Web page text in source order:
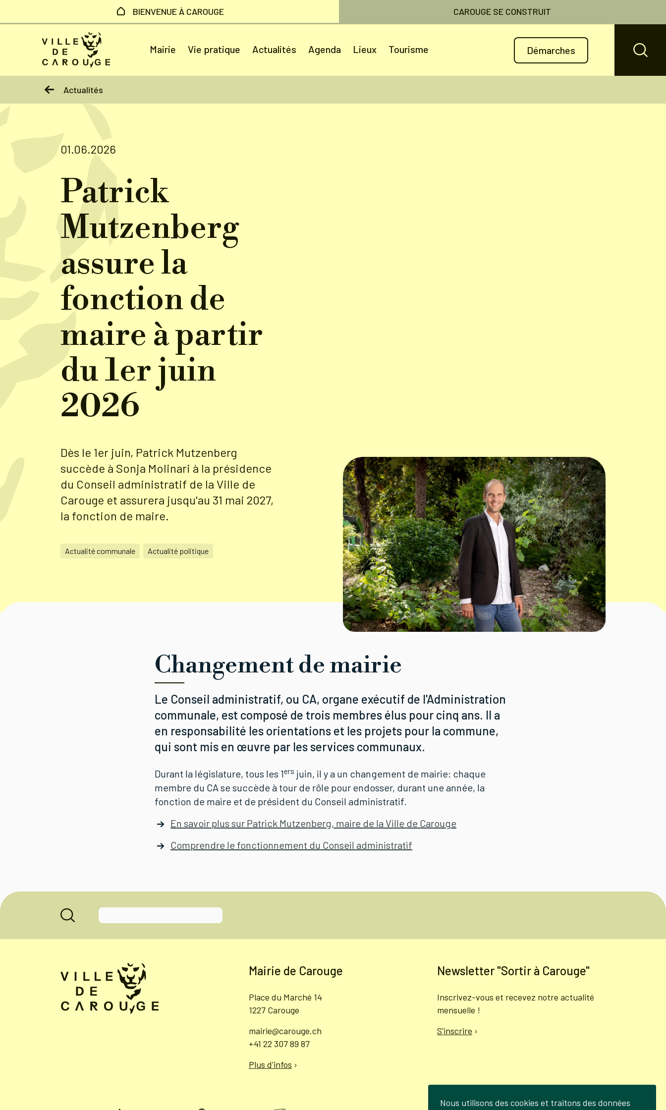
BIENVENUE À CAROUGE CAROUGE SE CONSTRUIT
Mairie Vie pratique Actualités Agenda Lieux Tourisme Démarches
Actualités
01.06.2026
Patrick
Mutzenberg
assure la
fonction de
maire à partir
du 1er juin
2026
Dès le 1er juin, Patrick Mutzenberg
succède à Sonja Molinari à la présidence
du Conseil administratif de la Ville de
Carouge et assurera jusqu'au 31 mai 2027,
la fonction de maire.
Actualité communale Actualité politique
Changement de mairie
Le Conseil administratif, ou CA, organe exécutif de l'Administration
communale, est composé de trois membres élus pour cinq ans. Il a
en responsabilité les orientations et les projets pour la commune,
qui sont mis en œuvre par les services communaux.
Durant la législature, tous les 1ers juin, il y a un changement de mairie: chaque
membre du CA se succède à tour de rôle pour endosser, durant une année, la
fonction de maire et de président du Conseil administratif.
En savoir plus sur Patrick Mutzenberg, maire de la Ville de Carouge
Comprendre le fonctionnement du Conseil administratif
Mairie de Carouge
Place du Marché 14
1227 Carouge
mairie@carouge.ch
+41 22 307 89 87
Plus d'infos ›
Newsletter "Sortir à Carouge"
Inscrivez-vous et recevez notre actualité
mensuelle !
S'inscrire ›
Nous utilisons des cookies et traitons des données